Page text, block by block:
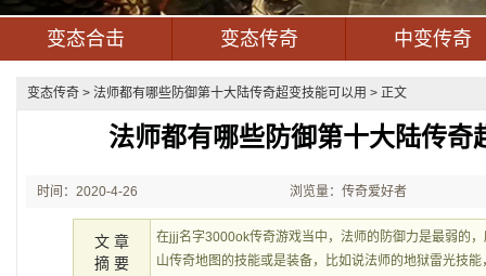
变态合击 变态传奇 中变传奇
变态传奇 > 法师都有哪些防御第十大陆传奇超变技能可以用 > 正文
法师都有哪些防御第十大陆传奇
时间：2020-4-26
22:53:09
浏览量：传奇爱好者
文 章
摘 要
在jjj名字3000ok传奇游戏当中，法师的防御力是最弱的
山传奇地图的技能或是装备，比如说法师的地狱雷光技